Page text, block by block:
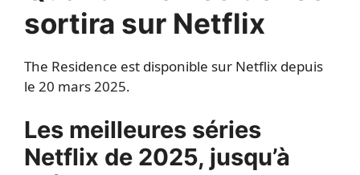
sortira sur Netflix
The Residence est disponible sur Netflix depuis
le 20 mars 2025.
Les meilleures séries
Netflix de 2025, jusqu’à